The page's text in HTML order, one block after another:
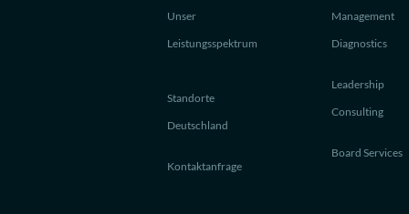
Unser
Leistungsspektrum
Standorte
Deutschland
Kontaktanfrage
Management
Diagnostics
Leadership
Consulting
Board Services